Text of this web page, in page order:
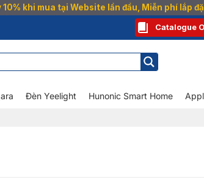
khi mua tại Website lần đầu, Miễn phí lắp
Catalogue
Đèn Yeelight Hunonic Smart Home